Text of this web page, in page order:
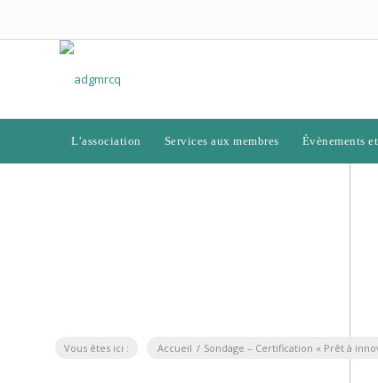
L’association Services aux membres Évènements
Vous êtes ici : Accueil / Sondage – Certification « Prêt à